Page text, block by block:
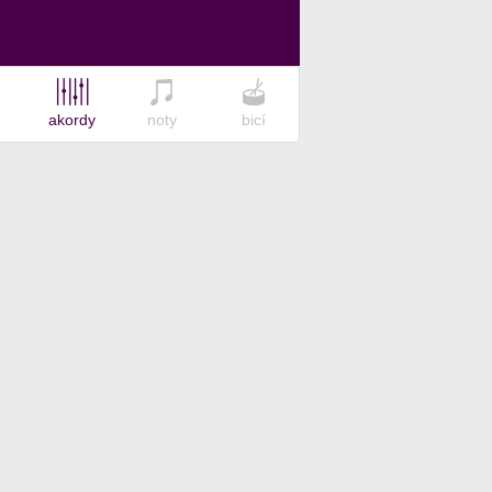
akordy noty bicí